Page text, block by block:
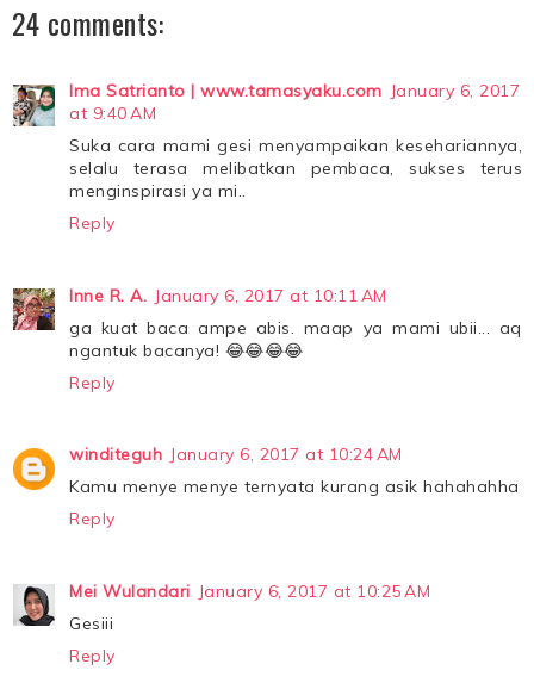
24 comments:
Ima Satrianto | www.tamasyaku.com January 6, 2017
at 9:40 AM
Suka cara mami gesi menyampaikan kesehariannya,
selalu terasa melibatkan pembaca, sukses terus
menginspirasi ya mi..
Reply
Inne R. A. January 6, 2017 at 10:11 AM
ga kuat baca ampe abis. maap ya mami ubii... aq
ngantuk bacanya! 😂😂😂😂
Reply
winditeguh January 6, 2017 at 10:24 AM
Kamu menye menye ternyata kurang asik hahahahha
Reply
Mei Wulandari January 6, 2017 at 10:25 AM
Gesiii
Reply